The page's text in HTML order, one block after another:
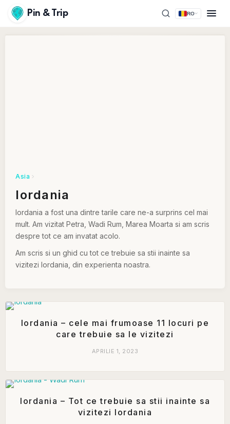
Pin & Trip RO
Asia
Iordania
Iordania a fost una dintre tarile care ne-a surprins cel mai
mult. Am vizitat Petra, Wadi Rum, Marea Moarta si am scris
despre tot ce am invatat acolo.
Am scris si un ghid cu tot ce trebuie sa stii inainte sa
vizitezi Iordania, din experienta noastra.
Iordania – cele mai frumoase 11 locuri pe
care trebuie sa le vizitezi
APRILIE 1, 2023
Iordania – Tot ce trebuie sa stii inainte sa
vizitezi Iordania